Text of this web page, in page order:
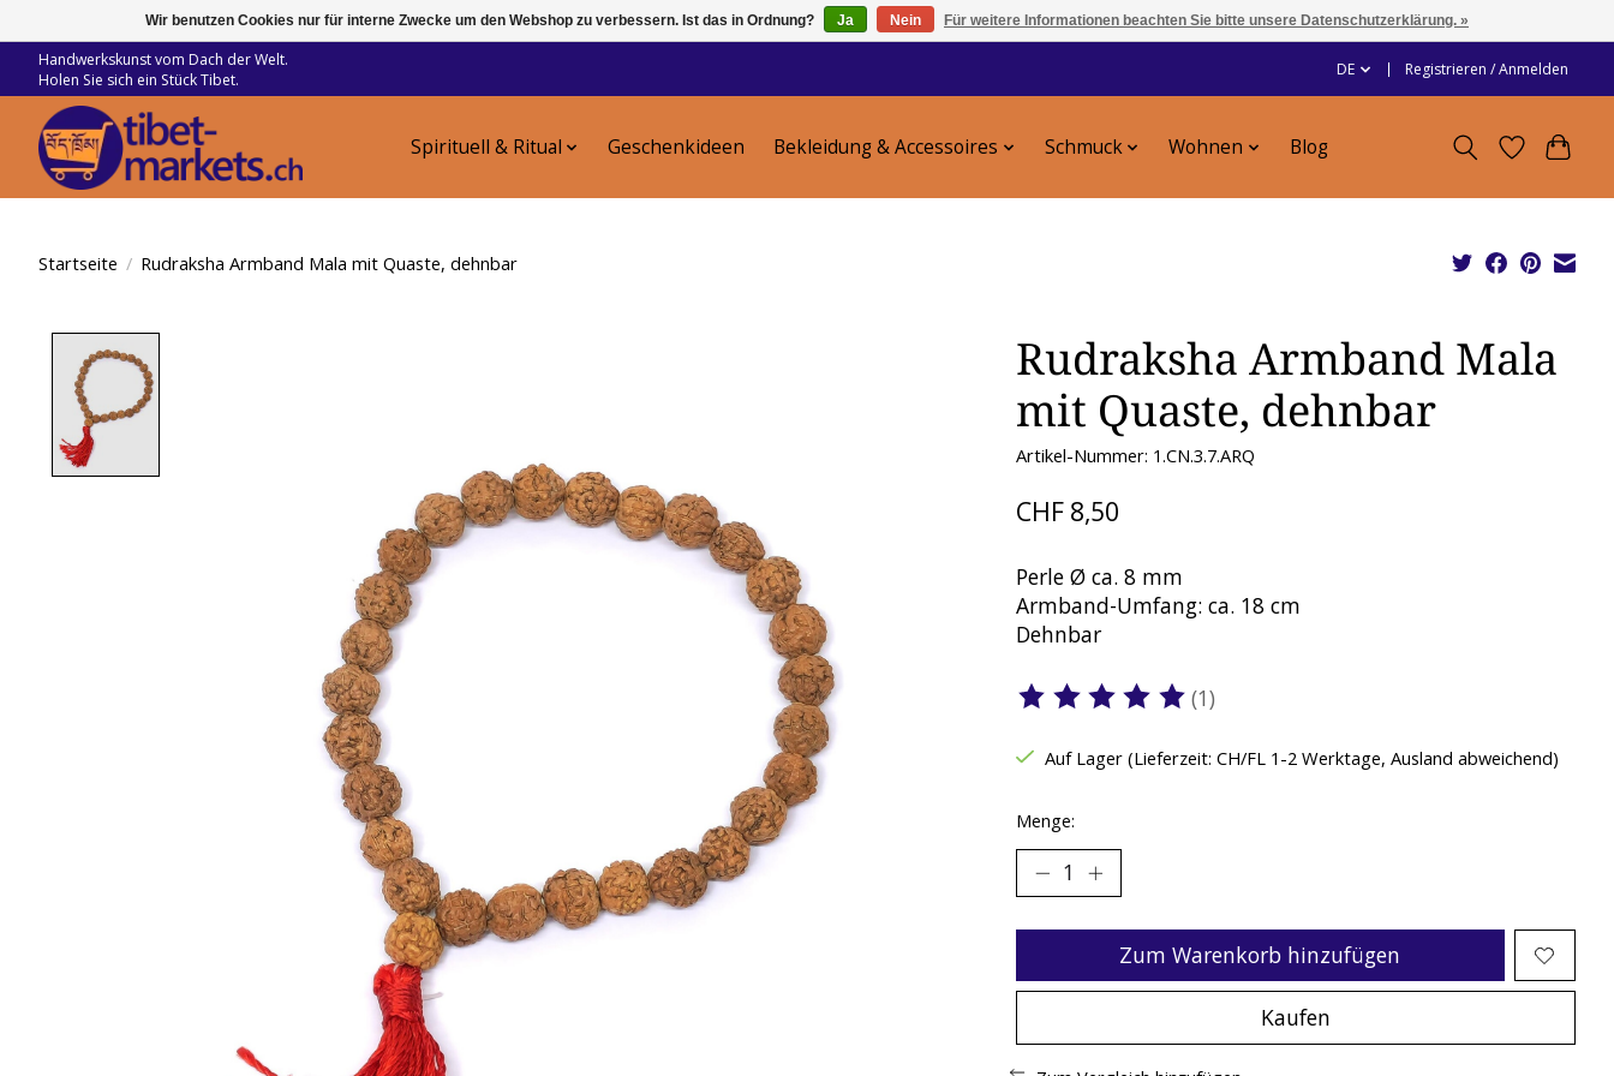
Handwerkskunst vom Dach der Welt.
Holen Sie sich ein Stück Tibet.
DE Registrieren / Anmelden
Spirituell & Ritual Geschenkideen Bekleidung & Accessoires Schmuck Wohnen Blog
Startseite / Rudraksha Armband Mala mit Quaste, dehnbar
Rudraksha Armband Mala
mit Quaste, dehnbar
Artikel-Nummer: 1.CN.3.7.ARQ
CHF 8,50
Perle Ø ca. 8 mm
Armband-Umfang: ca. 18 cm
Dehnbar
Die Bewertung dieses Produkts ist
(1)
Auf Lager (Lieferzeit: CH/FL 1-2 Werktage, Ausland abweichend)
Menge:
Zum Warenkorb hinzufügen
Kaufen
Wir benutzen Cookies nur für interne Zwecke um den Webshop zu verbessern. Ist das in Ordnung? Ja Nein Für weitere Informationen beachten Sie bitte unsere Datenschutzerklärung. »